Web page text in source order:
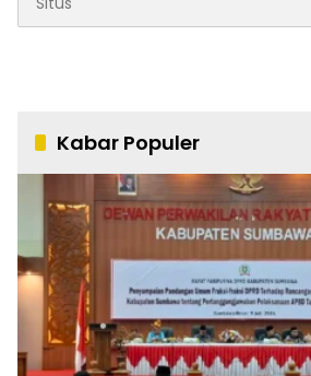
Kabar Populer